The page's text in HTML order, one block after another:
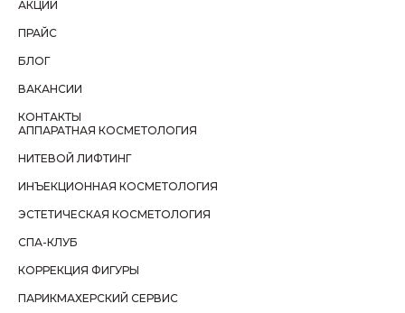
АКЦИИ
ПРАЙС
БЛОГ
ВАКАНСИИ
КОНТАКТЫ
АППАРАТНАЯ КОСМЕТОЛОГИЯ
НИТЕВОЙ ЛИФТИНГ
ИНЪЕКЦИОННАЯ КОСМЕТОЛОГИЯ
ЭСТЕТИЧЕСКАЯ КОСМЕТОЛОГИЯ
СПА-КЛУБ
КОРРЕКЦИЯ ФИГУРЫ
ПАРИКМАХЕРСКИЙ СЕРВИС